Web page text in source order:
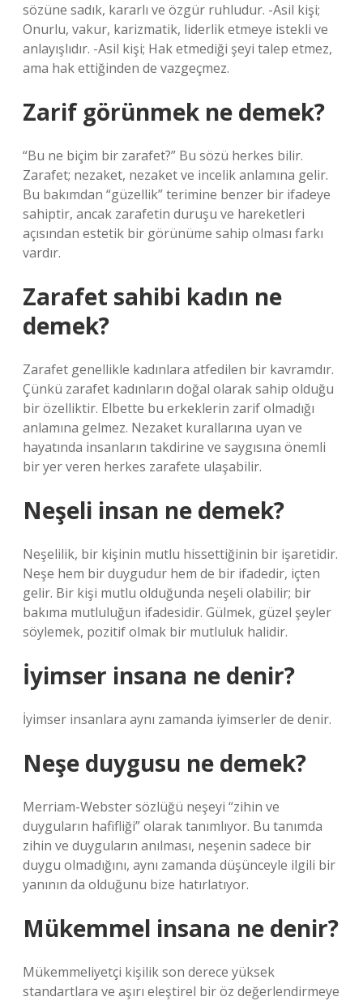
sözüne sadık, kararlı ve özgür ruhludur. -Asil kişi;
Onurlu, vakur, karizmatik, liderlik etmeye istekli ve
anlayışlıdır. -Asil kişi; Hak etmediği şeyi talep etmez,
ama hak ettiğinden de vazgeçmez.
Zarif görünmek ne demek?
“Bu ne biçim bir zarafet?” Bu sözü herkes bilir.
Zarafet; nezaket, nezaket ve incelik anlamına gelir.
Bu bakımdan “güzellik” terimine benzer bir ifadeye
sahiptir, ancak zarafetin duruşu ve hareketleri
açısından estetik bir görünüme sahip olması farkı
vardır.
Zarafet sahibi kadın ne
demek?
Zarafet genellikle kadınlara atfedilen bir kavramdır.
Çünkü zarafet kadınların doğal olarak sahip olduğu
bir özelliktir. Elbette bu erkeklerin zarif olmadığı
anlamına gelmez. Nezaket kurallarına uyan ve
hayatında insanların takdirine ve saygısına önemli
bir yer veren herkes zarafete ulaşabilir.
Neşeli insan ne demek?
Neşelilik, bir kişinin mutlu hissettiğinin bir işaretidir.
Neşe hem bir duygudur hem de bir ifadedir, içten
gelir. Bir kişi mutlu olduğunda neşeli olabilir; bir
bakıma mutluluğun ifadesidir. Gülmek, güzel şeyler
söylemek, pozitif olmak bir mutluluk halidir.
İyimser insana ne denir?
İyimser insanlara aynı zamanda iyimserler de denir.
Neşe duygusu ne demek?
Merriam-Webster sözlüğü neşeyi “zihin ve
duyguların hafifliği” olarak tanımlıyor. Bu tanımda
zihin ve duyguların anılması, neşenin sadece bir
duygu olmadığını, aynı zamanda düşünceyle ilgili bir
yanının da olduğunu bize hatırlatıyor.
Mükemmel insana ne denir?
Mükemmeliyetçi kişilik son derece yüksek
standartlara ve aşırı eleştirel bir öz değerlendirmeye